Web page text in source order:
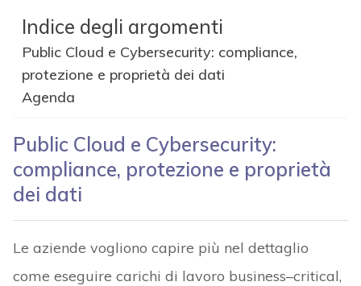
Indice degli argomenti
Public Cloud e Cybersecurity: compliance,
protezione e proprietà dei dati
Agenda
Public Cloud e Cybersecurity:
compliance, protezione e proprietà
dei dati
Le aziende vogliono capire più nel dettaglio
come eseguire carichi di lavoro business–critical,